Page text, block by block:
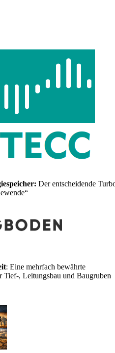
Der entscheidende
: Eine mehrfach bewährte
, Leitungsbau und Baugruben